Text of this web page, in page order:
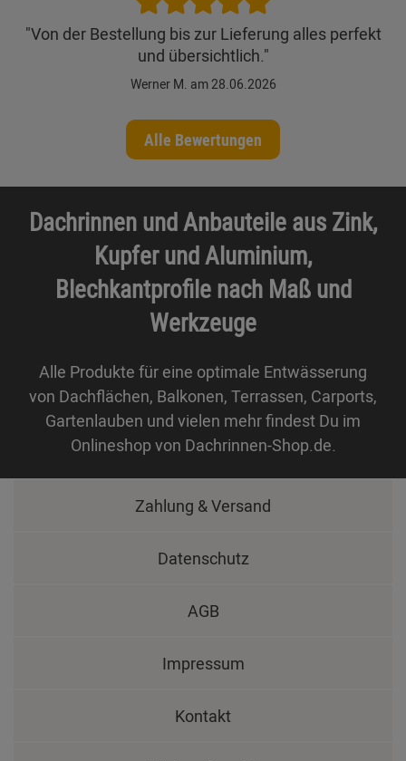
"Von der Bestellung bis zur Lieferung alles perfekt
und übersichtlich."
Werner M. am 28.06.2026
Alle Bewertungen
Dachrinnen und Anbauteile aus Zink,
Kupfer und Aluminium,
Blechkantprofile nach Maß und
Werkzeuge
Alle Produkte für eine optimale Entwässerung
von Dachflächen, Balkonen, Terrassen, Carports,
Gartenlauben und vielen mehr findest Du im
Onlineshop von Dachrinnen-Shop.de.
Zahlung & Versand
Datenschutz
AGB
Impressum
Kontakt